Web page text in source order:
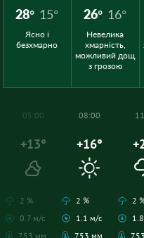
28° 15°
Ясно і
безхмарно
26° 16°
Невелика
хмарність,
можливий дощ
з грозою
05:00
+13°
2 %
0.7 м/с
753 мм
08:00
+16°
2 %
1.1 м/с
753 мм
2